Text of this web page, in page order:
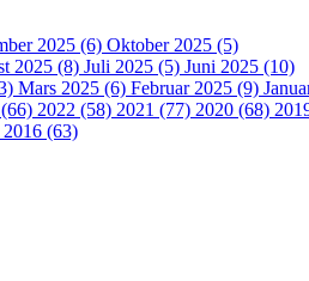
2025 (6) Oktober 2025 (5)
2025 (8) Juli 2025 (5) Juni 2025 (10)
Mars 2025 (6) Februar 2025 (9)
2022 (58) 2021 (77) 2020 (68)
2016 (63)